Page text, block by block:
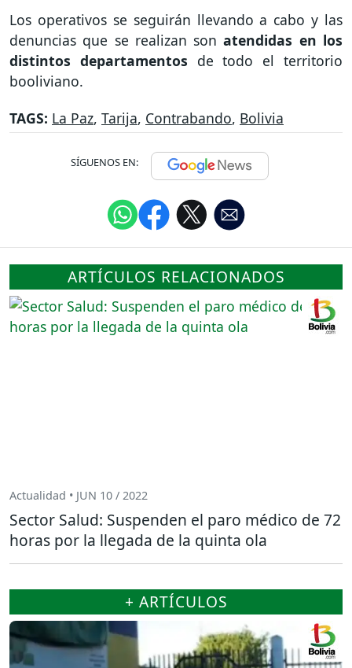
Los operativos se seguirán llevando a cabo y las
denuncias que se realizan son atendidas en los
distintos departamentos de todo el territorio
booliviano.
TAGS: La Paz, Tarija, Contrabando, Bolivia
SÍGUENOS EN:
ARTÍCULOS RELACIONADOS
Actualidad • JUN 10 / 2022
Sector Salud: Suspenden el paro médico de 72
horas por la llegada de la quinta ola
+ ARTÍCULOS